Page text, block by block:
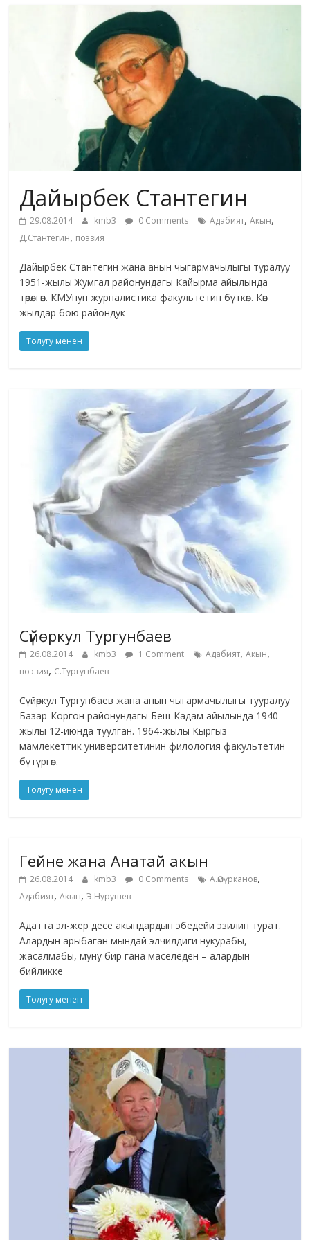
Дайырбек Стантегин
29.08.2014 kmb3 0 Comments Адабият,Акын,
Д.Стантегин, поэзия
Дайырбек Стантегин жана анын чыгармачылыгы туралуу
1951-жылы Жумгал районундагы Кайырма айылында
төрөлгөн. КМУнун журналистика факультетин бүткөн. Көп
жылдар бою райондук
Толугу менен
Сүйөркул Тургунбаев
26.08.2014 kmb3 1 Comment Адабият,Акын,
поэзия, С.Тургунбаев
Сүйөркул Тургунбаев жана анын чыгармачылыгы тууралуу
Базар-Коргон районундагы Беш-Кадам айылында 1940-
жылы 12-июнда туулган. 1964-жылы Кыргыз
мамлекеттик университетинин филология факультетин
бүтүргөн.
Толугу менен
Гейне жана Анатай акын
26.08.2014 kmb3 0 Comments А.Өмүрканов,
Адабият,Акын,Э.Нурушев
Адатта эл-жер десе акындардын эбедейи эзилип турат.
Алардын арыбаган мындай элчилдиги нукурабы,
жасалмабы, муну бир гана маселеден – алардын
бийликке
Толугу менен